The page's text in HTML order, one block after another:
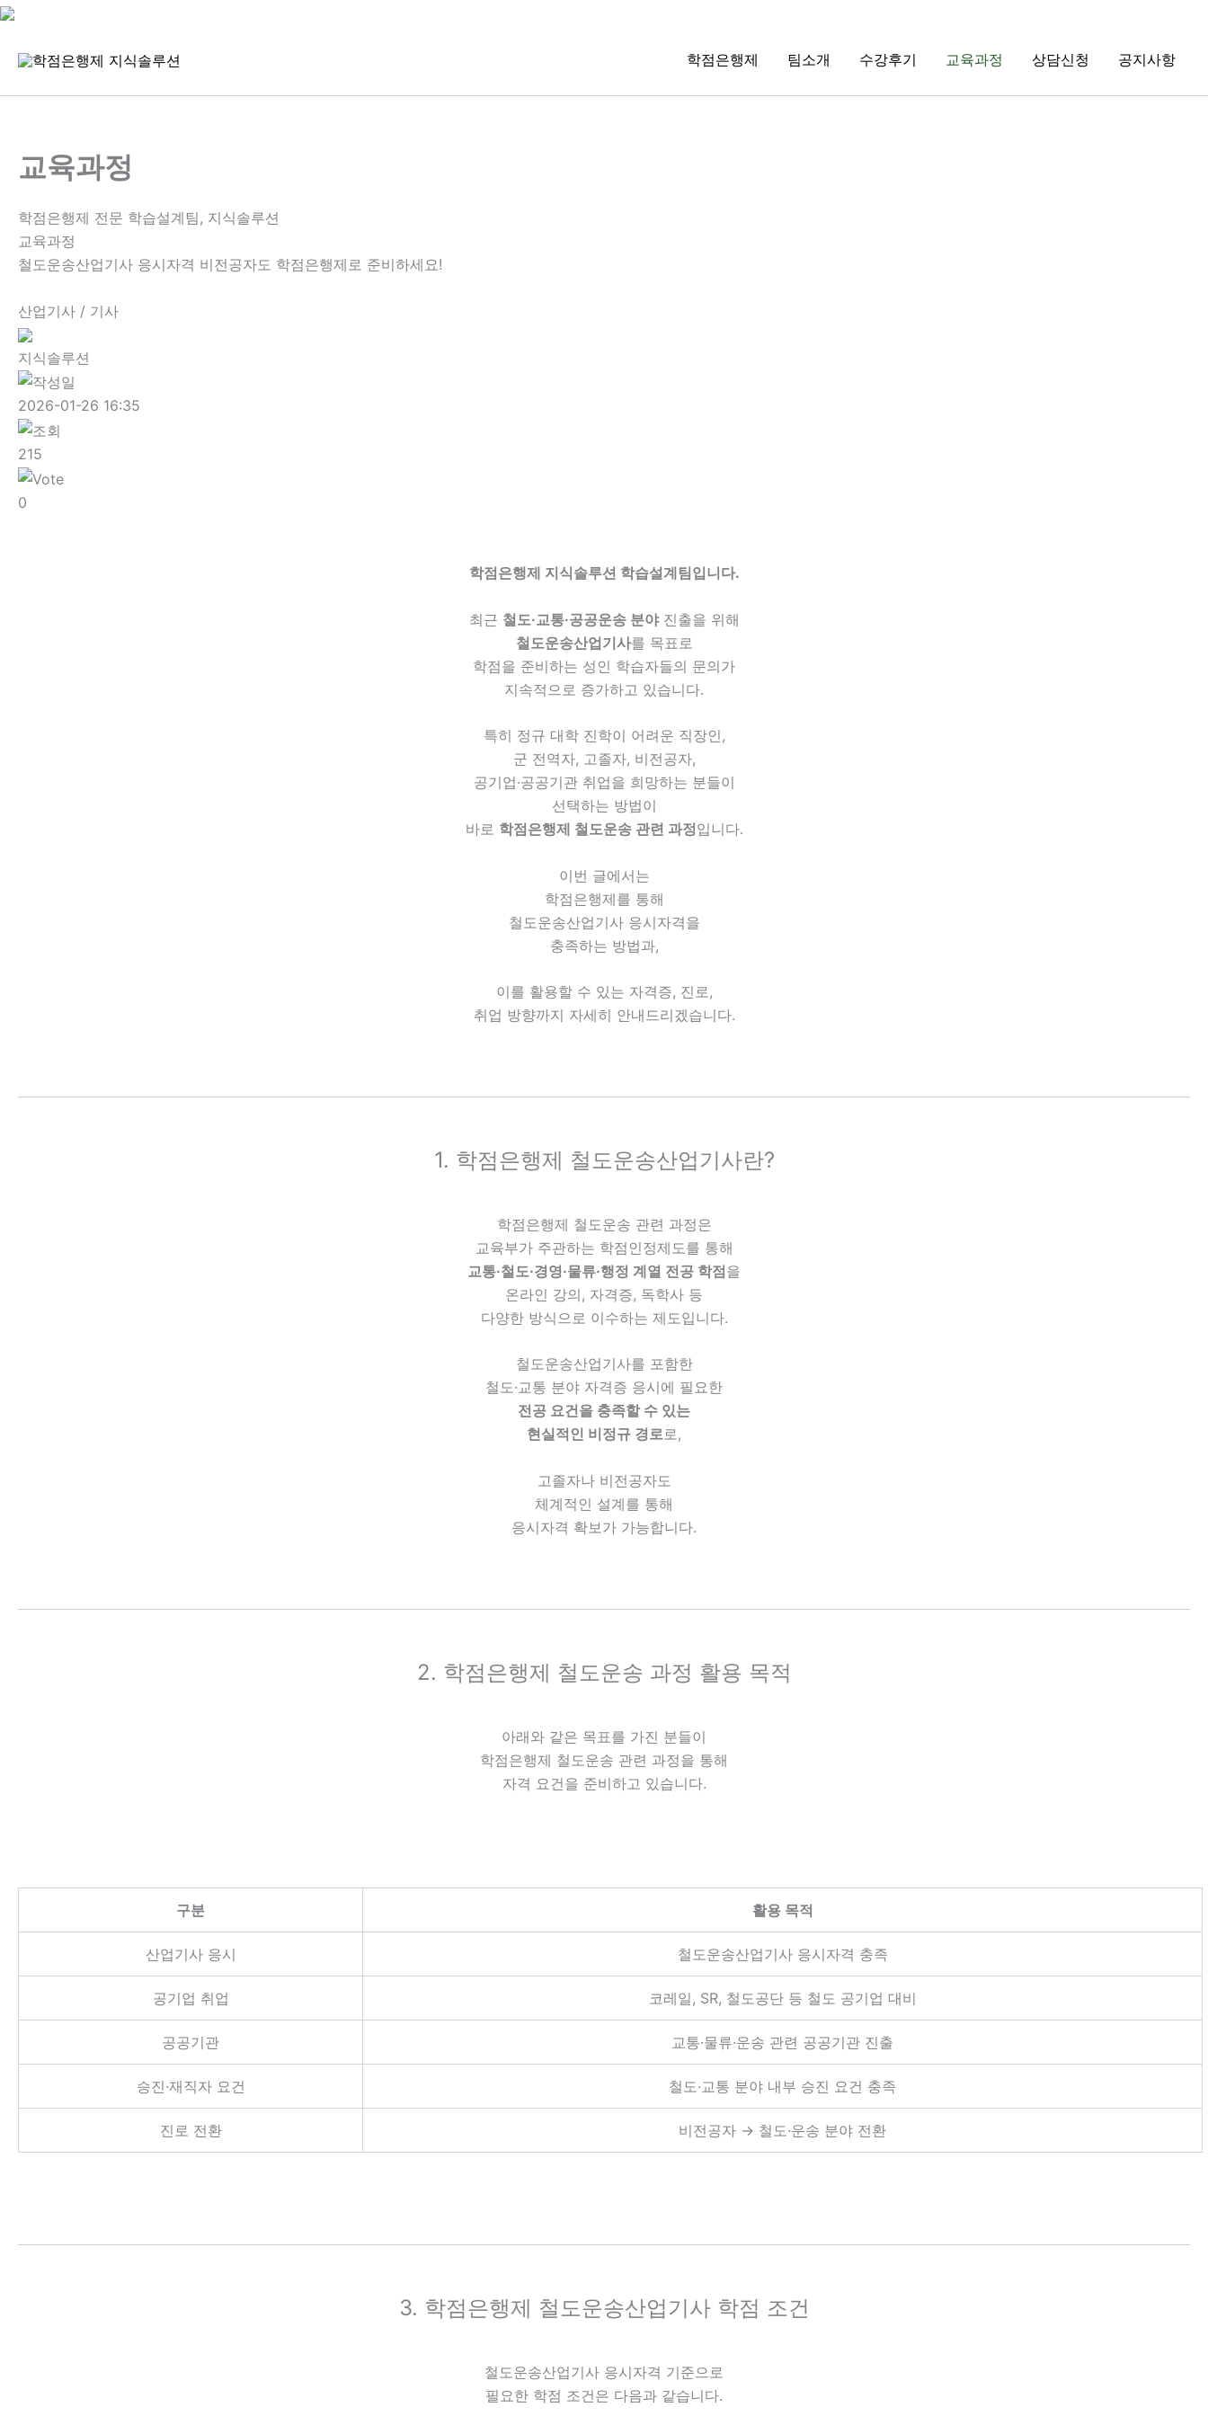
학점은행제 팀소개 수강후기 교육과정 상담신청 공지사항
교육과정
학점은행제 전문 학습설계팀, 지식솔루션
교육과정
철도운송산업기사 응시자격 비전공자도 학점은행제로 준비하세요!
산업기사 / 기사
지식솔루션
2026-01-26 16:35
215
0
학점은행제 지식솔루션 학습설계팀입니다.
최근 철도·교통·공공운송 분야진출을 위해
철도운송산업기사를 목표로
학점을 준비하는 성인 학습자들의 문의가
지속적으로 증가하고 있습니다.
특히 정규 대학 진학이 어려운 직장인,
군 전역자, 고졸자, 비전공자,
공기업·공공기관 취업을 희망하는 분들이
선택하는 방법이
바로 학점은행제 철도운송 관련 과정입니다.
이번 글에서는
학점은행제를 통해
철도운송산업기사 응시자격을
충족하는 방법과,
이를 활용할 수 있는 자격증, 진로,
취업 방향까지 자세히 안내드리겠습니다.
1. 학점은행제 철도운송산업기사란?
학점은행제 철도운송 관련 과정은
교육부가 주관하는 학점인정제도를 통해
교통·철도·경영·물류·행정 계열 전공 학점을
온라인 강의, 자격증, 독학사 등
다양한 방식으로 이수하는 제도입니다.
철도운송산업기사를 포함한
철도·교통 분야 자격증 응시에 필요한
전공 요건을 충족할 수 있는
현실적인 비정규 경로로,
고졸자나 비전공자도
체계적인 설계를 통해
응시자격 확보가 가능합니다.
2. 학점은행제 철도운송 과정 활용 목적
아래와 같은 목표를 가진 분들이
학점은행제 철도운송 관련 과정을 통해
자격 요건을 준비하고 있습니다.
구분 활용 목적
산업기사 응시 철도운송산업기사 응시자격 충족
공기업 취업 코레일, SR, 철도공단 등 철도 공기업 대비
공공기관 교통·물류·운송 관련 공공기관 진출
승진·재직자 요건 철도·교통 분야 내부 승진 요건 충족
진로 전환 비전공자 → 철도·운송 분야 전환
3. 학점은행제 철도운송산업기사 학점 조건
철도운송산업기사 응시자격 기준으로
필요한 학점 조건은 다음과 같습니다.